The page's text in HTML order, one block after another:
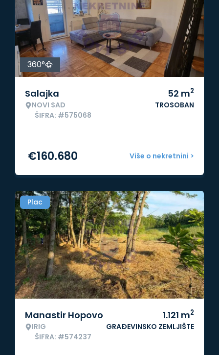
360°
Salajka
NOVI SAD
ŠIFRA: #575068
52 m2
TROSOBAN
Više o nekretnini >
€160.680
Plac
Manastir Hopovo
IRIG
ŠIFRA: #574237
1.121 m2
GRAĐEVINSKO ZEMLJIŠTE